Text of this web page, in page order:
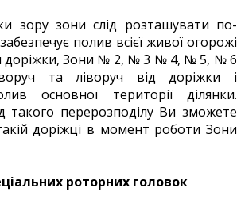
зору зони слід розташувати по-
полив всієї живої огорожі
доріжки, Зони № 2, № 3 № 4, № 5, № 6
та ліворуч від доріжки і
основної території ділянки.
такого перерозподілу Ви зможете
доріжці в момент роботи Зони
роторних головок